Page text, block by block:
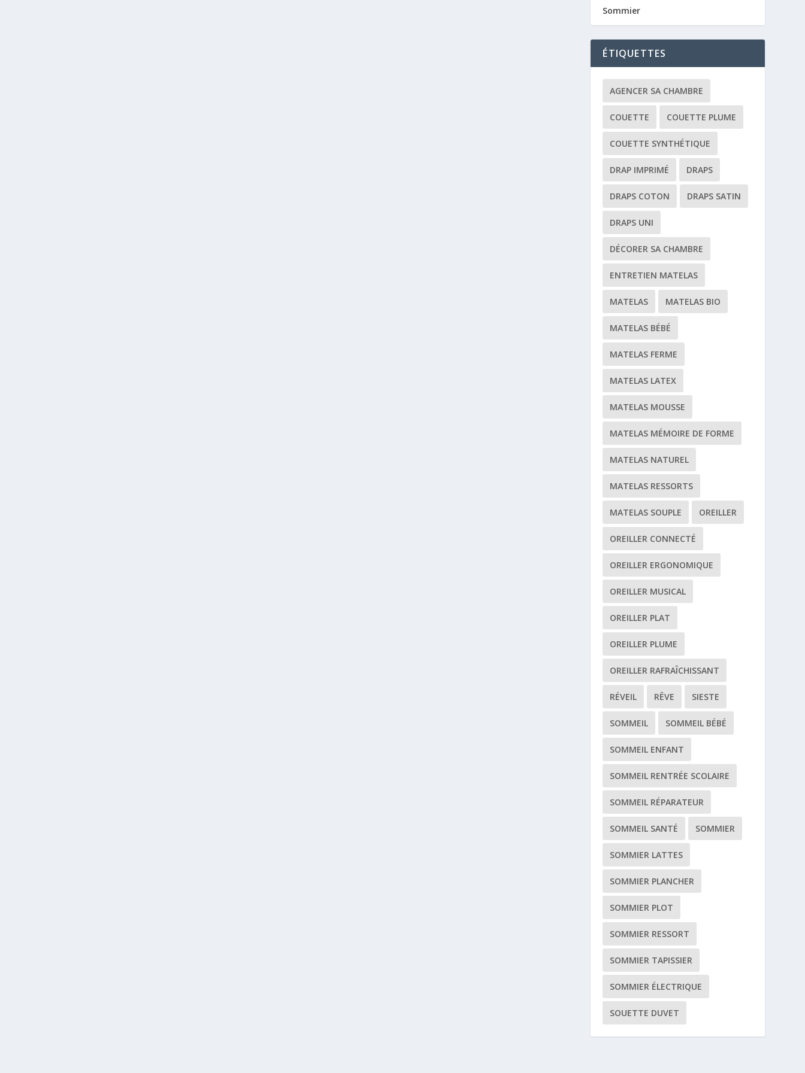
Sommier
ÉTIQUETTES
AGENCER SA CHAMBRE
COUETTE COUETTE PLUME
COUETTE SYNTHÉTIQUE
DRAP IMPRIMÉ DRAPS
DRAPS COTON DRAPS SATIN
DRAPS UNI
DÉCORER SA CHAMBRE
ENTRETIEN MATELAS
MATELAS MATELAS BIO
MATELAS BÉBÉ
MATELAS FERME
MATELAS LATEX
MATELAS MOUSSE
MATELAS MÉMOIRE DE FORME
MATELAS NATUREL
MATELAS RESSORTS
MATELAS SOUPLE OREILLER
OREILLER CONNECTÉ
OREILLER ERGONOMIQUE
OREILLER MUSICAL
OREILLER PLAT
OREILLER PLUME
OREILLER RAFRAÎCHISSANT
RÉVEIL RÊVE SIESTE
SOMMEIL SOMMEIL BÉBÉ
SOMMEIL ENFANT
SOMMEIL RENTRÉE SCOLAIRE
SOMMEIL RÉPARATEUR
SOMMEIL SANTÉ SOMMIER
SOMMIER LATTES
SOMMIER PLANCHER
SOMMIER PLOT
SOMMIER RESSORT
SOMMIER TAPISSIER
SOMMIER ÉLECTRIQUE
SOUETTE DUVET